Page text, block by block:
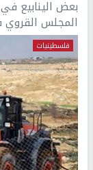
بعض الينابيع في
المجلس القروي
فلسطينيات